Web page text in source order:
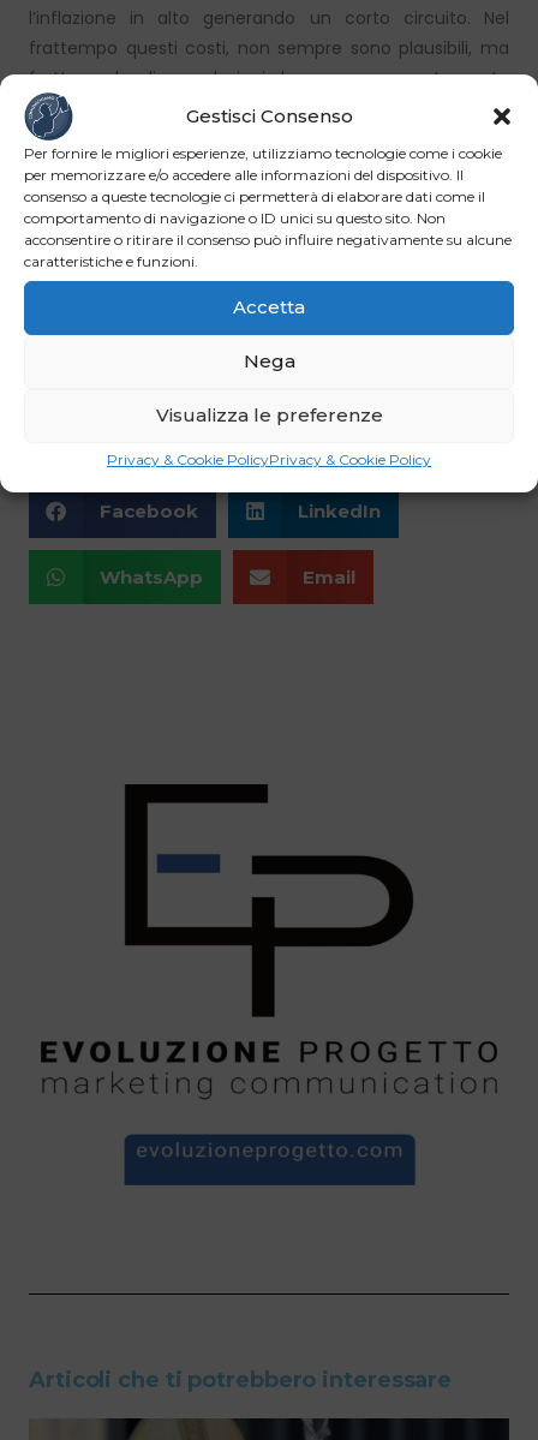
Gestisci Consenso
Per fornire le migliori esperienze, utilizziamo tecnologie come i cookie
per memorizzare e/o accedere alle informazioni del dispositivo. Il
consenso a queste tecnologie ci permetterà di elaborare dati come il
comportamento di navigazione o ID unici su questo sito. Non
acconsentire o ritirare il consenso può influire negativamente su alcune
caratteristiche e funzioni.
Accetta
Nega
Visualizza le preferenze
Privacy & Cookie PolicyPrivacy & Cookie Policy
l’inflazione in alto generando un corto circuito. Nel
frattempo questi costi, non sempre sono plausibili, ma
frutto anche di speculazioni che gravano pesantemente
sulle famiglie a basso reddito. Si spera che dopo il
recente incontro al Ministero delle Imprese e del Made in
Italy, si attui con i gruppi della Grande distribuzione e
dell’industria alimentare al protocollo d’intesa quel
“Trimestre antinflazione”. L’obiettivo è abbassare il costo
di una serie di prodotti a uso quotidiano attraverso
iniziative promozionali. Basterà? Forse bisogna anche
controllare la filiera e vedere chi ha ragione e chi ha
utili sulla loro pelle e su quella delle imprese serie e
Facebook LinkedIn
WhatsApp Email
Articoli che ti potrebbero interessare